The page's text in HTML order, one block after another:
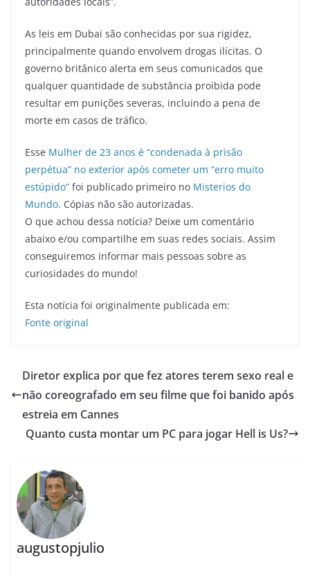
As leis em Dubai são conhecidas por sua rigidez,
principalmente quando envolvem drogas ilícitas. O
governo britânico alerta em seus comunicados que
qualquer quantidade de substância proibida pode
resultar em punições severas, incluindo a pena de
morte em casos de tráfico.
Esse Mulher de 23 anos é “condenada à prisão
perpétua” no exterior após cometer um “erro muito
estúpido” foi publicado primeiro no Misterios do
Mundo. Cópias não são autorizadas.
O que achou dessa notícia? Deixe um comentário
abaixo e/ou compartilhe em suas redes sociais. Assim
conseguiremos informar mais pessoas sobre as
curiosidades do mundo!
Esta notícia foi originalmente publicada em:
Fonte original
Diretor explica por que fez atores terem sexo real e
não coreografado em seu filme que foi banido após
estreia em Cannes
Quanto custa montar um PC para jogar Hell is Us?
augustopjulio